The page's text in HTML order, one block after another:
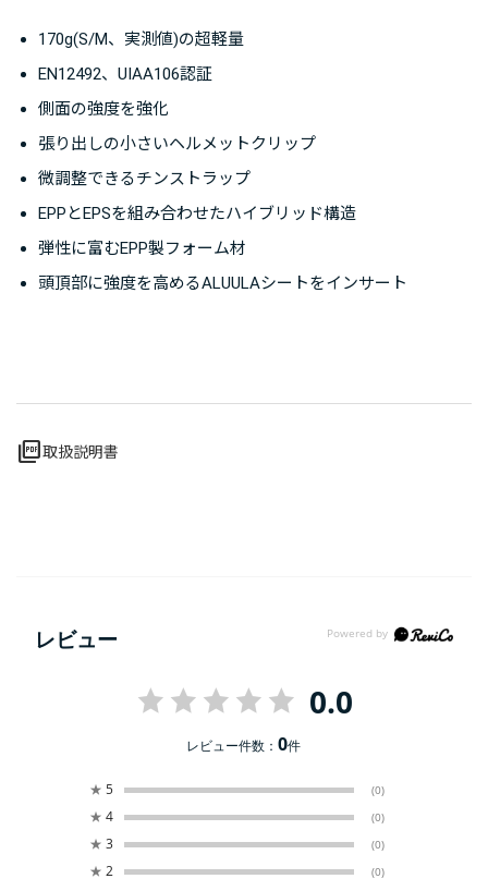
170g(S/M、実測値)の超軽量
EN12492、UIAA106認証
側面の強度を強化
張り出しの小さいヘルメットクリップ
微調整できるチンストラップ
EPPとEPSを組み合わせたハイブリッド構造
弾性に富むEPP製フォーム材
頭頂部に強度を高めるALUULAシートをインサート
picture_as_pdf取扱説明書
レビュー
0.0
レビュー件数：0件
★ 5 (0)
★ 4 (0)
★ 3 (0)
★ 2 (0)